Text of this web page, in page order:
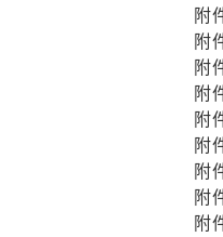
附
附
附
附
附
附
附
附
附